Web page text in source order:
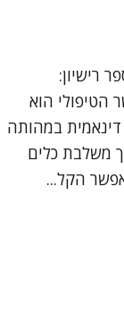
רישיון:
הטיפולי הוא
דינאמית במהותה
משלבת כלים